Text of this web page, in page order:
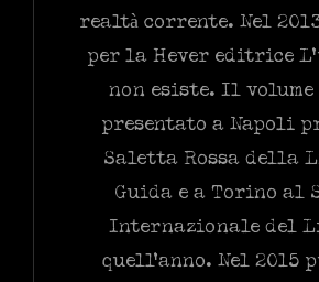
realtà corrente. Nel
per la Hever editrice
non esiste. Il volume
presentato a Napoli
Saletta Rossa della
Guida e a Torino al
Internazionale del
quell’anno. Nel 2015